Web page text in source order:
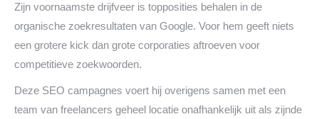
Zijn voornaamste drijfveer is topposities behalen in de
organische zoekresultaten van Google. Voor hem geeft niets
een grotere kick dan grote corporaties aftroeven voor
competitieve zoekwoorden.
Deze SEO campagnes voert hij overigens samen met een
team van freelancers geheel locatie onafhankelijk uit als zijnde